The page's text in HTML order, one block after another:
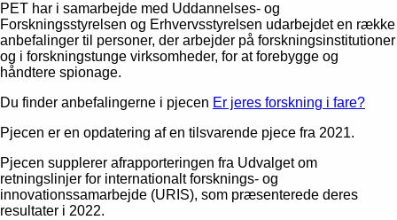
PET har i samarbejde med Uddannelses- og
Forskningsstyrelsen og Erhvervsstyrelsen udarbejdet en række
anbefalinger til personer, der arbejder på forskningsinstitutioner
og i forskningstunge virksomheder, for at forebygge og
håndtere spionage.
Du finder anbefalingerne i pjecen Er jeres forskning i fare?
Pjecen er en opdatering af en tilsvarende pjece fra 2021.
Pjecen supplerer afrapporteringen fra Udvalget om
retningslinjer for internationalt forsknings- og
innovationssamarbejde (URIS), som præsenterede deres
resultater i 2022.